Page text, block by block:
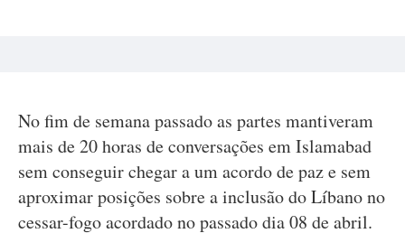
No fim de semana passado as partes mantiveram
mais de 20 horas de conversações em Islamabad
sem conseguir chegar a um acordo de paz e sem
aproximar posições sobre a inclusão do Líbano no
cessar-fogo acordado no passado dia 08 de abril.